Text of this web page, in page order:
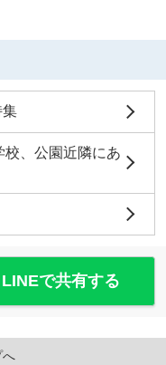
集
、公園近隣にあ
LINEで共有する
へ